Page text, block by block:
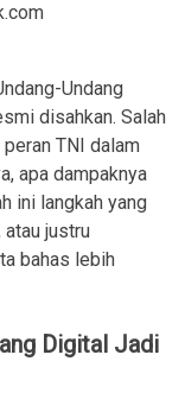
Undang
disahkan. Salah
TNI dalam
apa dampaknya
ini langkah yang
atau justru
bahas lebih
Digital Jadi